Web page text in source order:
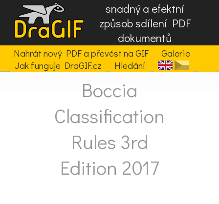
snadný a efektní
způsob sdílení PDF
dokumentů
Nahrát nový PDF a převést na GIF
Galerie
Jak funguje DraGIF.cz
Hledání
Boccia
Classification
Rules 3rd
Edition 2017